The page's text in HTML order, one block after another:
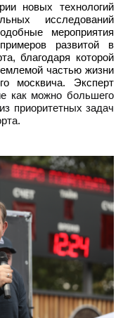
новых технологий
исследований
мероприятия
развитой в
благодаря которой
частью жизни
москвича. Эксперт
как можно большего
приоритетных задач